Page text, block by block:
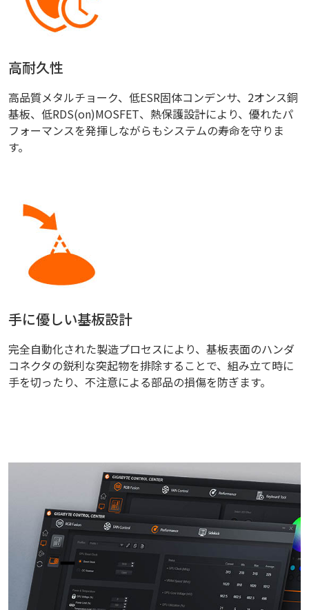
高耐久性
高品質メタルチョーク、低ESR固体コンデンサ、2オンス銅
基板、低RDS(on)MOSFET、熱保護設計により、優れたパ
フォーマンスを発揮しながらもシステムの寿命を守りま
す。
手に優しい基板設計
完全自動化された製造プロセスにより、基板表面のハンダ
コネクタの鋭利な突起物を排除することで、組み立て時に
手を切ったり、不注意による部品の損傷を防ぎます。